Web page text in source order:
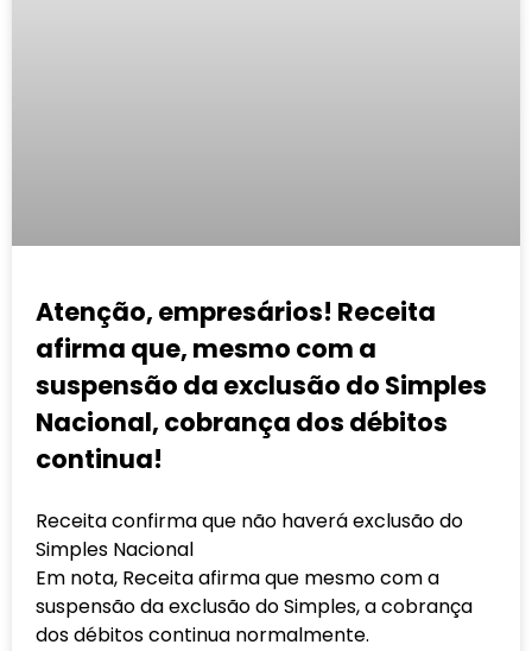
Atenção, empresários! Receita
afirma que, mesmo com a
suspensão da exclusão do Simples
Nacional, cobrança dos débitos
continua!
Receita confirma que não haverá exclusão do
Simples Nacional
Em nota, Receita afirma que mesmo com a
suspensão da exclusão do Simples, a cobrança
dos débitos continua normalmente.